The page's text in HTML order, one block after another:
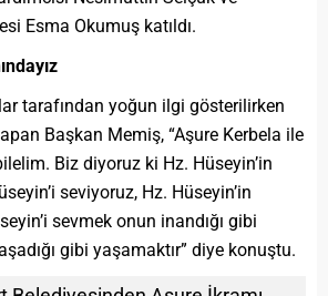
Esma Okumuş katıldı.
tarafından yoğun ilgi gösterilirken
Başkan Memiş, “Aşure Kerbela ile
Biz diyoruz ki Hz. Hüseyin’in
seviyoruz, Hz. Hüseyin’in
sevmek onun inandığı gibi
gibi yaşamaktır” diye konuştu.